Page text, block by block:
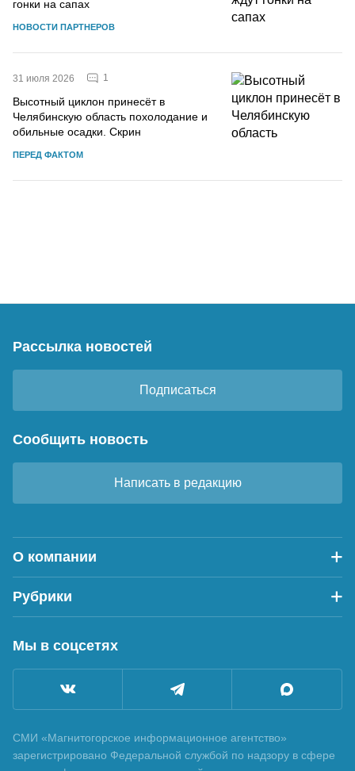
гонки на сапах
НОВОСТИ ПАРТНЕРОВ
31 июля 2026 1
Высотный циклон принесёт в
Челябинскую область похолодание и
обильные осадки. Скрин
ПЕРЕД ФАКТОМ
Рассылка новостей
Подписаться
Сообщить новость
Написать в редакцию
О компании
Рубрики
Мы в соцсетях
СМИ «Магнитогорское информационное агентство»
зарегистрировано Федеральной службой по надзору в сфере